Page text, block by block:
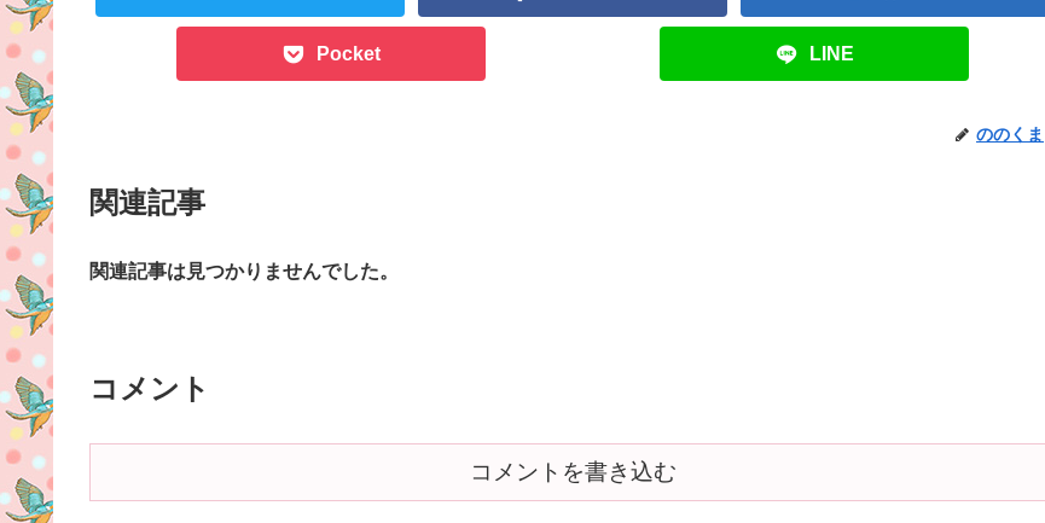
Pocket LINE
ののくま
関連記事
関連記事は見つかりませんでした。
コメント
コメントを書き込む